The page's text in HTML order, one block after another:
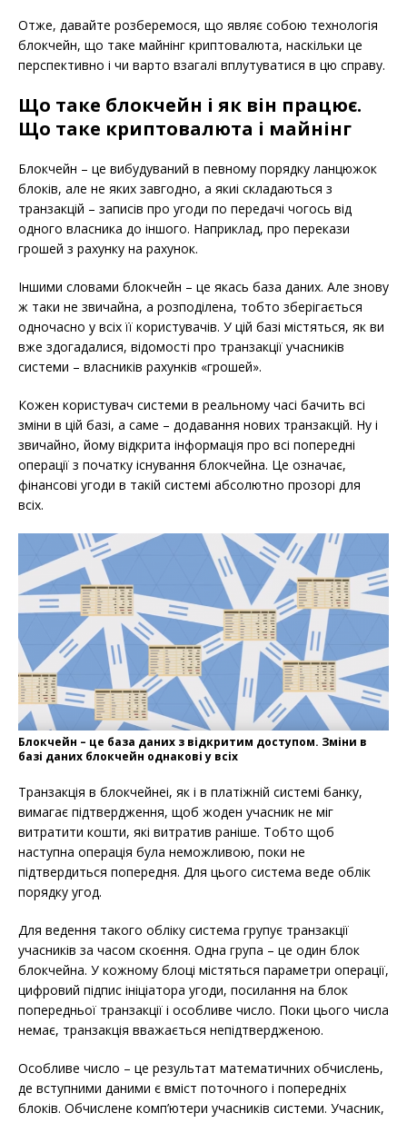
Отже, давайте розберемося, що являє собою технологія
блокчейн, що таке майнінг криптовалюта, наскільки це
перспективно і чи варто взагалі вплутуватися в цю справу.
Що таке блокчейн і як він працює.
Що таке криптовалюта і майнінг
Блокчейн – це вибудуваний в певному порядку ланцюжок
блоків, але не яких завгодно, а якиі складаються з
транзакцій – записів про угоди по передачі чогось від
одного власника до іншого. Наприклад, про перекази
грошей з рахунку на рахунок.
Іншими словами блокчейн – це якась база даних. Але знову
ж таки не звичайна, а розподілена, тобто зберігається
одночасно у всіх її користувачів. У цій базі містяться, як ви
вже здогадалися, відомості про транзакції учасників
системи – власників рахунків «грошей».
Кожен користувач системи в реальному часі бачить всі
зміни в цій базі, а саме – додавання нових транзакцій. Ну і
звичайно, йому відкрита інформація про всі попередні
операції з початку існування блокчейна. Це означає,
фінансові угоди в такій системі абсолютно прозорі для
всіх.
Блокчейн – це база даних з відкритим доступом. Зміни в
базі даних блокчейн однакові у всіх
Транзакція в блокчейнеі, як і в платіжній системі банку,
вимагає підтвердження, щоб жоден учасник не міг
витратити кошти, які витратив раніше. Тобто щоб
наступна операція була неможливою, поки не
підтвердиться попередня. Для цього система веде облік
порядку угод.
Для ведення такого обліку система групує транзакції
учасників за часом скоєння. Одна група – це один блок
блокчейна. У кожному блоці містяться параметри операції,
цифровий підпис ініціатора угоди, посилання на блок
попередньої транзакції і особливе число. Поки цього числа
немає, транзакція вважається непідтвердженою.
Особливе число – це результат математичних обчислень,
де вступними даними є вміст поточного і попередніх
блоків. Обчислене комп’ютери учасників системи. Учасник,